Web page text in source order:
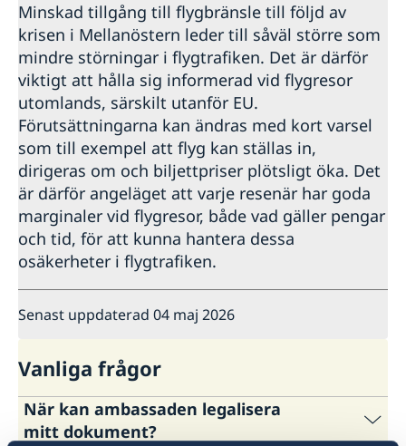
Minskad tillgång till flygbränsle till följd av
krisen i Mellanöstern leder till såväl större som
mindre störningar i flygtrafiken. Det är därför
viktigt att hålla sig informerad vid flygresor
utomlands, särskilt utanför EU.
Förutsättningarna kan ändras med kort varsel
som till exempel att flyg kan ställas in,
dirigeras om och biljettpriser plötsligt öka. Det
är därför angeläget att varje resenär har goda
marginaler vid flygresor, både vad gäller pengar
och tid, för att kunna hantera dessa
osäkerheter i flygtrafiken.
Senast uppdaterad 04 maj 2026
Vanliga frågor
När kan ambassaden legalisera
mitt dokument?